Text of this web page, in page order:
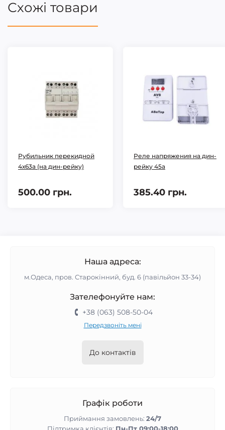
Схожі товари
Рубильник перекидной
4х63а (на дин-рейку)
500.00 грн.
Реле напряжения на дин-
рейку 45а
385.40 грн.
Наша адреса:
м.Одеса, пров. Старокінний, буд. 6 (павільйон 33-34)
Зателефонуйте нам:
+38 (063) 508-50-04
Передзвоніть мені
До контактів
Графік роботи
Приймання замовлень: 24/7